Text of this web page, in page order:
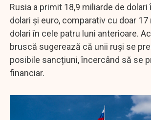
Rusia a primit 18,9 miliarde de
dolari și euro, comparativ cu doar 17
dolari în cele patru luni anterioare.
bruscă sugerează că unii ruși se
posibile sancțiuni, încercând să se
financiar.